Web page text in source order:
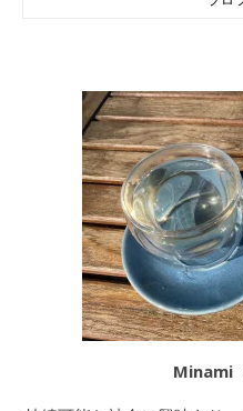
Minami